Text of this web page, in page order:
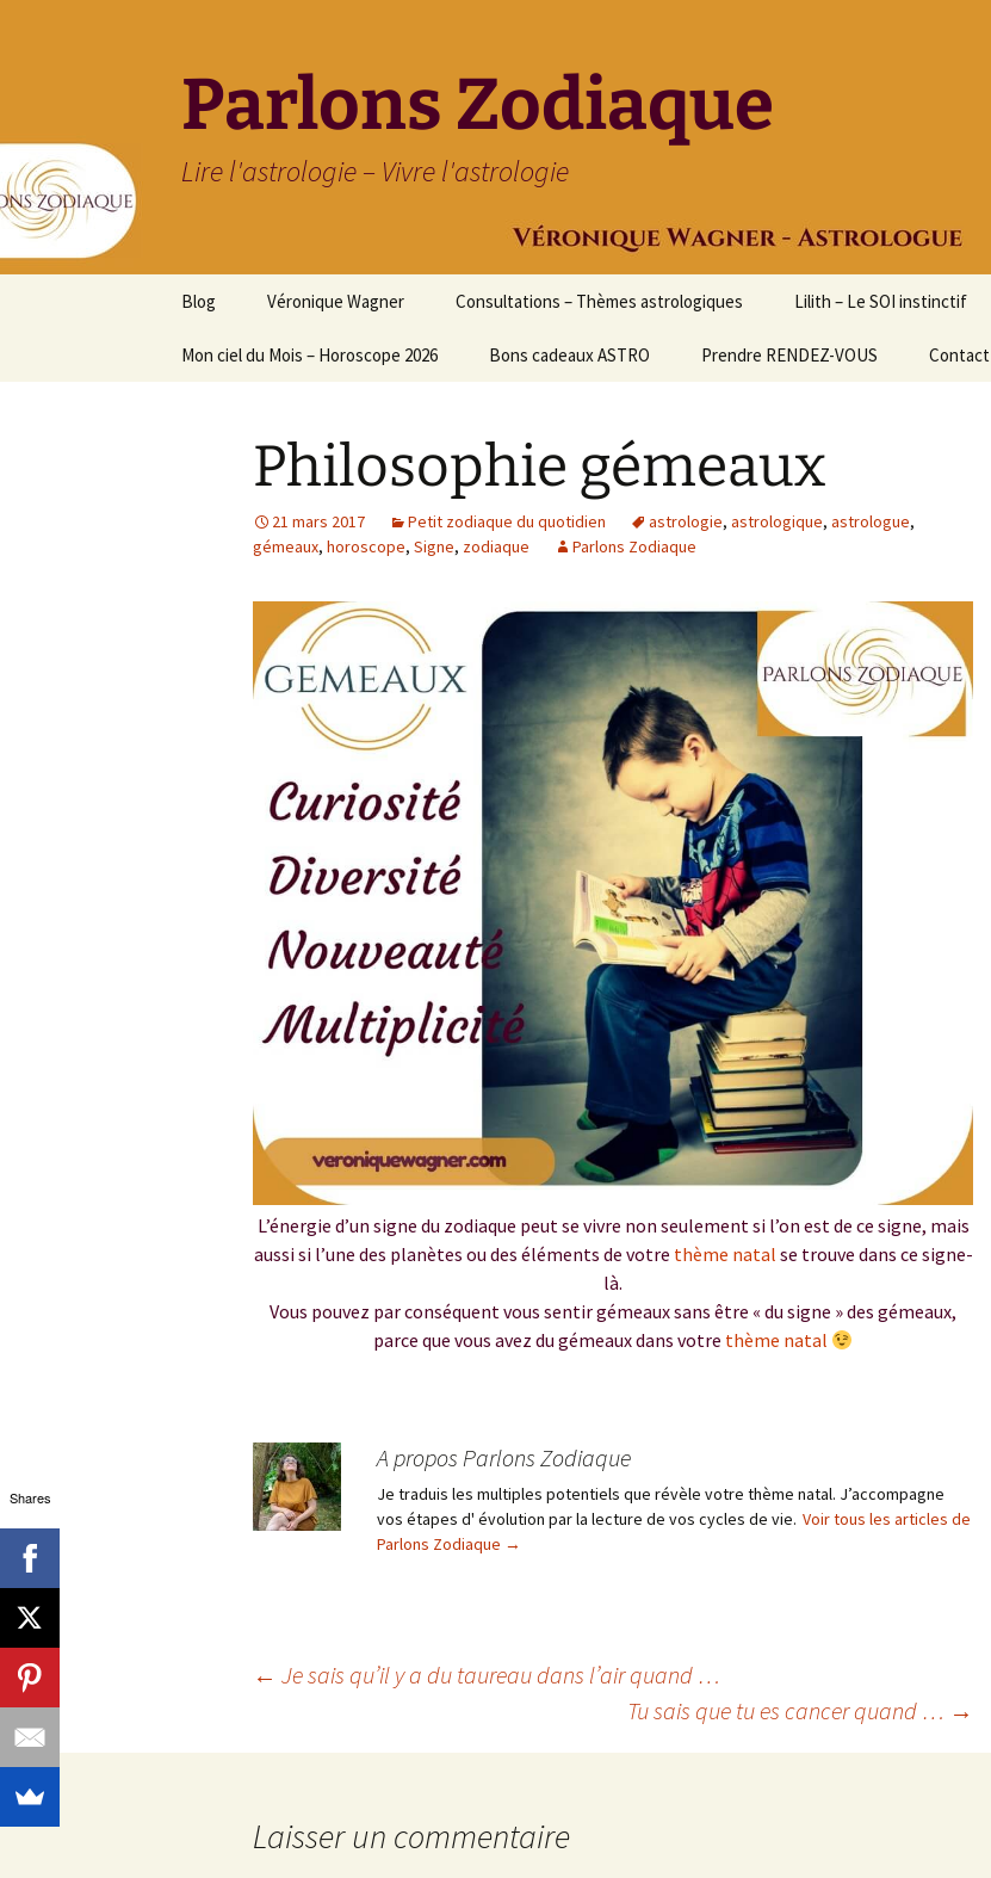
Parlons Zodiaque
Lire l'astrologie – Vivre l'astrologie
contenu
Blog Véronique Wagner Consultations – Thèmes astrologiques Lilith – Le SOI instinctif
Mon ciel du Mois – Horoscope 2026 Bons cadeaux ASTRO Prendre RENDEZ-VOUS Contact
Philosophie gémeaux
21 mars 2017 Petit zodiaque du quotidien astrologie, astrologique, astrologue,
gémeaux, horoscope, Signe, zodiaque Parlons Zodiaque
L’énergie d’un signe du zodiaque peut se vivre non seulement si l’on est de ce signe, mais
aussi si l’une des planètes ou des éléments de votre thème natal se trouve dans ce signe-
là.
Vous pouvez par conséquent vous sentir gémeaux sans être « du signe » des gémeaux,
parce que vous avez du gémeaux dans votre thème natal
A propos Parlons Zodiaque
Je traduis les multiples potentiels que révèle votre thème natal. J’accompagne
vos étapes d' évolution par la lecture de vos cycles de vie. Voir tous les articles de
Parlons Zodiaque →
Navigation
des
articles
← Je sais qu’il y a du taureau dans l’air quand …
Tu sais que tu es cancer quand … →
Laisser un commentaire
Shares